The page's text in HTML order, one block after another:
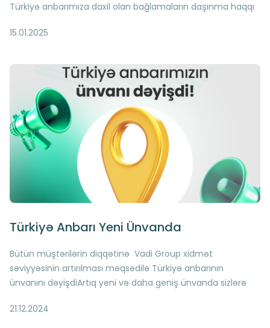
Türkiyə anbarımıza daxil olan bağlamaların daşınma haqqı
həm maye həm də standart daşınmalara şamil olunur
15.01.2025
Türkiyə Anbarı Yeni Ünvanda
Bütün müştərilərin diqqətinə Vadi Group xidmət
səviyyəsinin artırılması məqsədilə Türkiyə anbarının
ünvanını dəyişdiArtıq yeni və daha geniş ünvanda sizlərə
21.12.2024